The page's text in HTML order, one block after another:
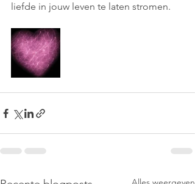
liefde in jouw leven te laten stromen.